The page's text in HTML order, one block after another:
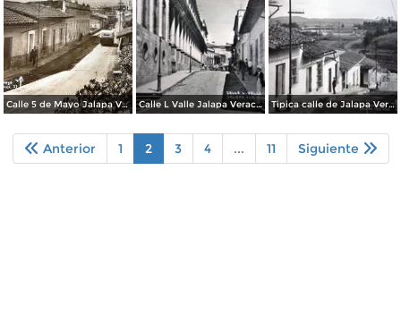
Calle 5 de Mayo Jalapa Veracruz. Calle L Valle Jalapa Veracruz. Tipica calle de Jalapa Veracruz.
Anterior 1 2 3 4 ... 11 Siguiente